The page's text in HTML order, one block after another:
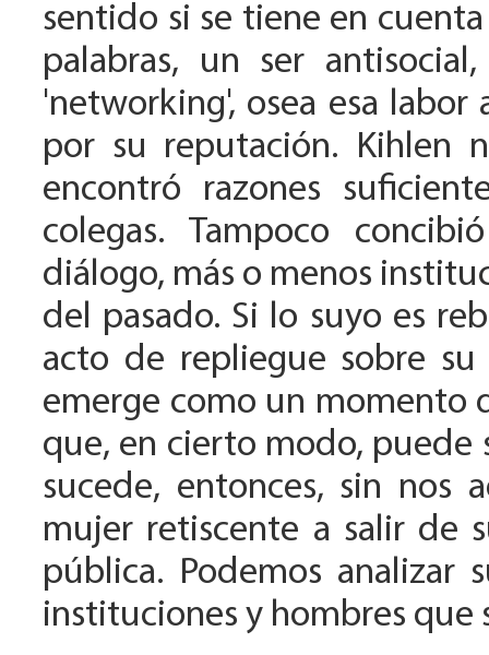
sentido si se tiene en
palabras, un ser
'networking', osea esa
por su reputación. Kihlen
encontró razones
colegas. Tampoco
diálogo, más o menos
del pasado. Si lo suyo es
acto de repliegue sobre
emerge como un momento
que, en cierto modo, puede
sucede, entonces, sin nos
mujer retiscente a salir de
pública. Podemos
instituciones y hombres que